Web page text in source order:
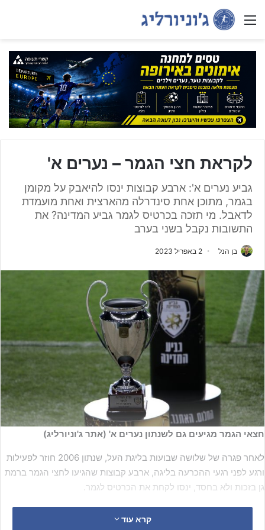
Menu
לקראת חצי הגמר – נערים א'
גביע נערים א': ארבע קבוצות ינסו להיאבק על מקומן
בגמר, מתוכן אחת סינדרלה מהארצית ואחת מועמדת
לדאבל. מי תזכה בכרטיס לגמר גביע המדינה? את
התשובות נקבל בשני בערב
בן הנל 2 באפריל 2023
חצאי הגמר מגיעים גם לשנתון נערים א' (אתר ג'וניורליג)
לאחר פגרה של שלושה שבועות בליגת העל, שנתון 2006 חוזר לפעילות
ורגע לפני רגעי ההכרעה בליגה, ארבע קבוצות שהגיעו לחצי הגמר ברמת
גן בזכות ולא בחסד, ינסו לקחת את הכרטיס לגמר.
שלוש קבוצות מליגת העל וסינדרלה אחת שנמצאת במעמד זה זו שנה
קרא עוד